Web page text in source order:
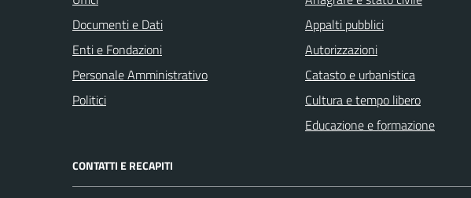
Documenti e Dati
Enti e Fondazioni
Personale Amministrativo
Politici
Appalti pubblici
Autorizzazioni
Catasto e urbanistica
Cultura e tempo libero
Educazione e formazione
CONTATTI E RECAPITI